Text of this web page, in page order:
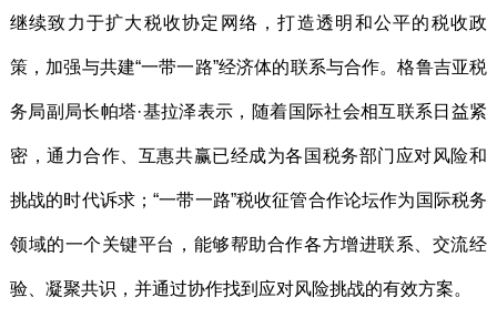
继续致力于扩大税收协定网络，打造透明和公平的税收政
策，加强与共建“一带一路”经济体的联系与合作。格鲁吉亚税
务局副局长帕塔·基拉泽表示，随着国际社会相互联系日益紧
密，通力合作、互惠共赢已经成为各国税务部门应对风险和
挑战的时代诉求；“一带一路”税收征管合作论坛作为国际税务
领域的一个关键平台，能够帮助合作各方增进联系、交流经
验、凝聚共识，并通过协作找到应对风险挑战的有效方案。